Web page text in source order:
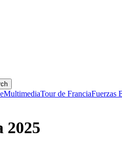
MultimediaTour de FranciaFuerzas
2025